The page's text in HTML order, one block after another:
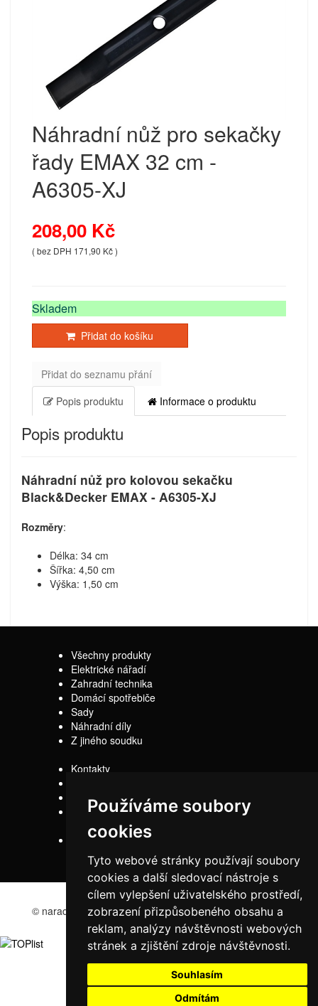
Používáme soubory
cookies
Tyto webové stránky používají soubory
cookies a další sledovací nástroje s
cílem vylepšení uživatelského prostředí,
zobrazení přizpůsobeného obsahu a
reklam, analýzy návštěvnosti webových
stránek a zjištění zdroje návštěvnosti.
Souhlasím
Odmítám
Náhradní nůž pro sekačky
řady EMAX 32 cm -
A6305-XJ
208,00 Kč
( bez DPH 171,90 Kč )
Skladem
Přidat do košíku
Přidat do seznamu přání
Popis produktu
Informace o produktu
Popis produktu
Náhradní nůž pro kolovou sekačku
Black&Decker EMAX - A6305-XJ
Rozměry:
Délka: 34 cm
Šířka: 4,50 cm
Výška: 1,50 cm
Všechny produkty
Elektrické nářadí
Zahradní technika
Domácí spotřebiče
Sady
Náhradní díly
Z jiného soudku
Kontakty
Servis
Obchodní
podmínky
Reklamační řád
© naradi-bd.cz 2016